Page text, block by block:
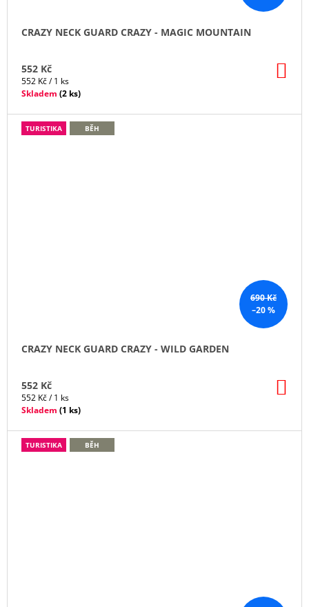
CRAZY NECK GUARD CRAZY - MAGIC MOUNTAIN
552 Kč
Měrná
cena:
552 Kč / 1 ks
Skladem (2 ks)
690 Kč
–20 %
TURISTIKA BĚH
CRAZY NECK GUARD CRAZY - WILD GARDEN
552 Kč
Měrná
cena:
552 Kč / 1 ks
Skladem (1 ks)
TURISTIKA BĚH